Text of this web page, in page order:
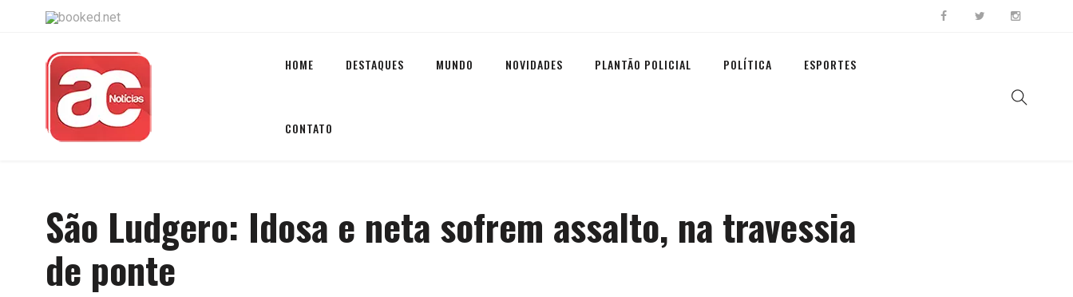
HOME DESTAQUES MUNDO NOVIDADES PLANTÃO POLICIAL POLÍTICA ESPORTES
CONTATO
São Ludgero: Idosa e neta sofrem assalto, na travessia
de ponte